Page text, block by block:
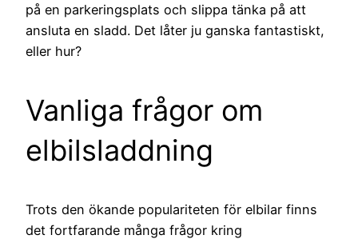
på en parkeringsplats och slippa tänka på att
ansluta en sladd. Det låter ju ganska fantastiskt,
eller hur?
Vanliga frågor om
elbilsladdning
Trots den ökande populariteten för elbilar finns
det fortfarande många frågor kring